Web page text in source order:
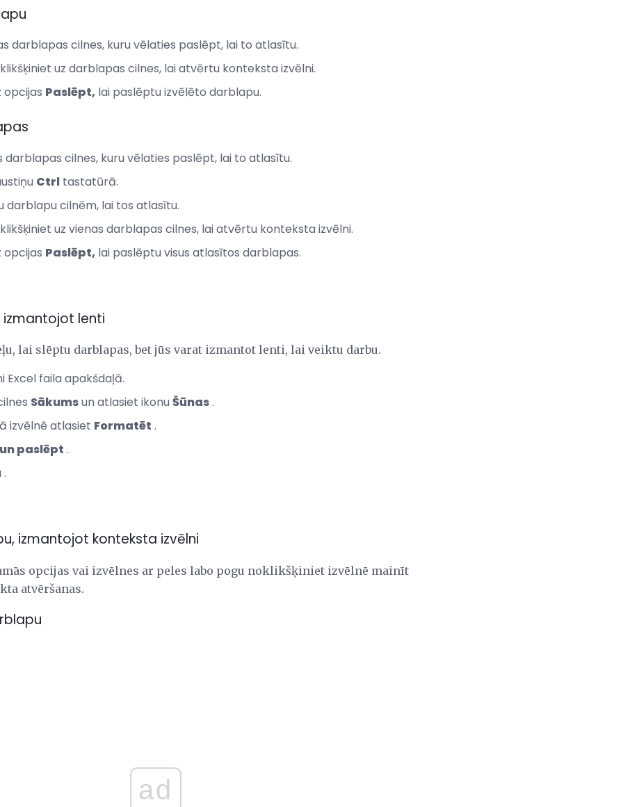
darblapas cilnes, kuru vēlaties paslēpt, lai to atlasītu.
uz darblapas cilnes, lai atvērtu konteksta izvēlni.
opcijas Paslēpt, lai paslēptu izvēlēto darblapu.
darblapas cilnes, kuru vēlaties paslēpt, lai to atlasītu.
Ctrl tastatūrā.
darblapu cilnēm, lai tos atlasītu.
uz vienas darblapas cilnes, lai atvērtu konteksta izvēlni.
opcijas Paslēpt, lai paslēptu visus atlasītos darblapas.
lenti
lai slēptu darblapas, bet jūs varat izmantot lenti, lai veiktu darbu.
Excel faila apakšdaļā.
Sākumsun atlasiet ikonu Šūnas.
izvēlnē atlasiet Formatēt .
paslēpt .
.
izmantojot konteksta izvēlni
opcijas vai izvēlnes ar peles labo pogu noklikšķiniet izvēlnē mainīt
atvēršanas.
ad